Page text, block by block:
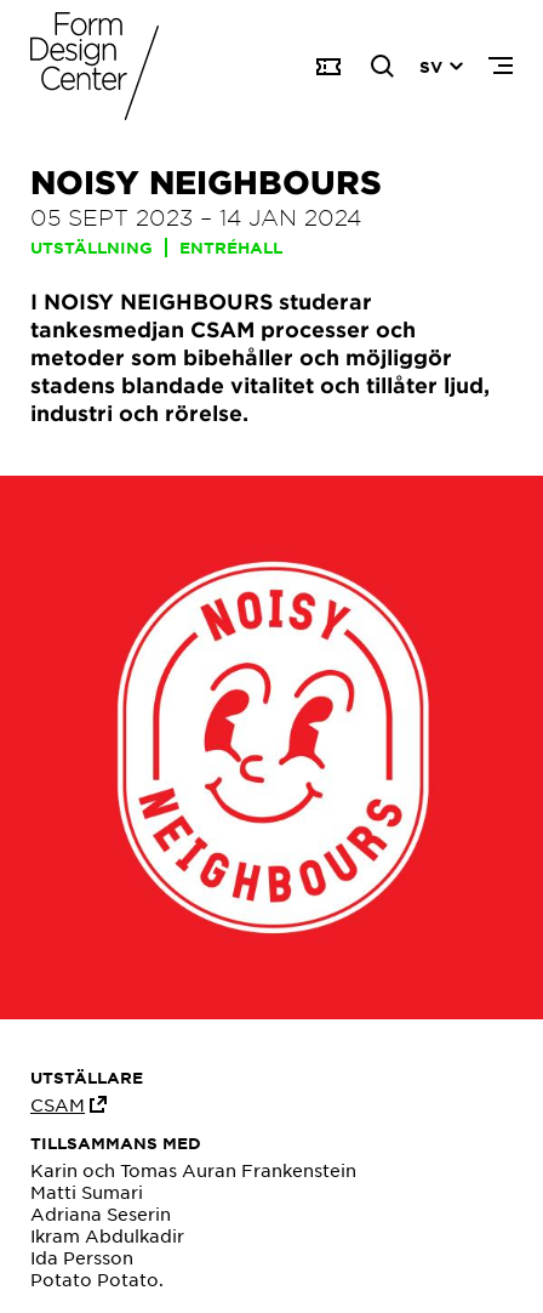
SV
NOISY NEIGHBOURS
05 SEPT 2023 – 14 JAN 2024
UTSTÄLLNING ENTRÉHALL
I NOISY NEIGHBOURS studerar
tankesmedjan CSAM processer och
metoder som bibehåller och möjliggör
stadens blandade vitalitet och tillåter ljud,
industri och rörelse.
UTSTÄLLARE
CSAM
TILLSAMMANS MED
Karin och Tomas Auran Frankenstein
Matti Sumari
Adriana Seserin
Ikram Abdulkadir
Ida Persson
Potato Potato.